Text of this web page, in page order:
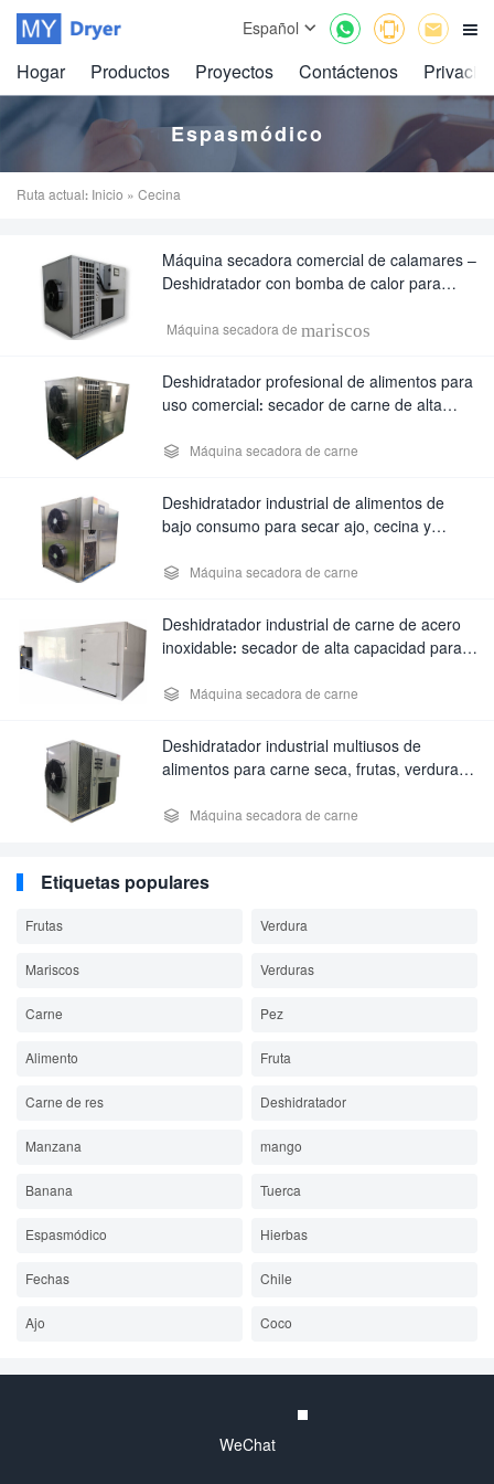

  
Español
Hogar Productos Proyectos Contáctenos
Espasmódico
Ruta actual: Inicio » Cecina
Máquina secadora comercial de calamares –
Deshidratador con bomba de calor para
Máquina secadora de mariscos
Deshidratador profesional de alimentos para
uso comercial: secador de carne de alta

Máquina secadora de carne
Deshidratador industrial de alimentos de
bajo consumo para secar ajo, cecina y
comercial.
 Máquina secadora de carne
Deshidratador industrial de carne de acero
inoxidable: secador de alta capacidad para

Máquina secadora de carne
Deshidratador industrial multiusos de
alimentos para carne seca, frutas, verduras
consumo
 Máquina secadora de carne
Etiquetas populares
Frutas Verdura
Mariscos Verduras
Carne Pez
Alimento Fruta
Carne de res Deshidratador
Manzana mango
Banana Tuerca
Espasmódico Hierbas
Fechas Chile
Ajo Coco
WeChat